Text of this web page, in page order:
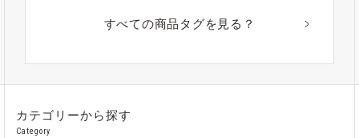
すべての商品タグを見る？
カテゴリーから探す
Category